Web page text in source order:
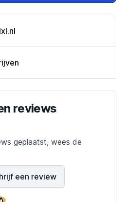
reviews
geplaatst, wees de
een review